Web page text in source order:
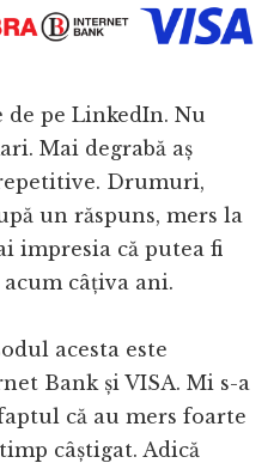
pe LinkedIn. Nu
Mai degrabă aș
Drumuri,
un răspuns, mers la
impresia că putea fi
câțiva ani.
acesta este
Bank și VISA. Mi s-a
că au mers foarte
câștigat. Adică